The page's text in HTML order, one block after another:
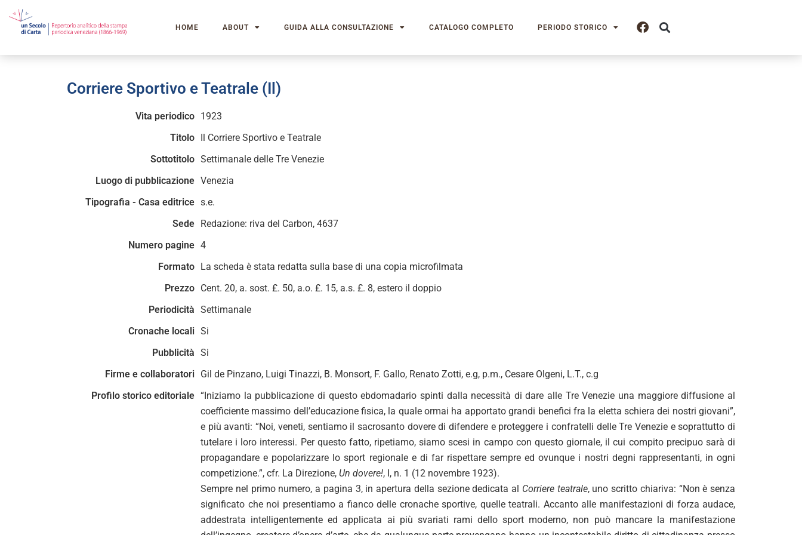
HOME ABOUT GUIDA ALLA CONSULTAZIONE CATALOGO COMPLETO PERIODO STORICO
Corriere Sportivo e Teatrale (Il)
Vita periodico 1923
Titolo Il Corriere Sportivo e Teatrale
Sottotitolo Settimanale delle Tre Venezie
Luogo di pubblicazione Venezia
Tipografia - Casa editrice s.e.
Sede Redazione: riva del Carbon, 4637
Numero pagine 4
Formato La scheda è stata redatta sulla base di una copia microfilmata
Prezzo Cent. 20, a. sost. £. 50, a.o. £. 15, a.s. £. 8, estero il doppio
Periodicità Settimanale
Cronache locali Si
Pubblicità Si
Firme e collaboratori Gil de Pinzano, Luigi Tinazzi, B. Monsort, F. Gallo, Renato Zotti, e.g, p.m., Cesare Olgeni, L.T., c.g
Profilo storico editoriale “Iniziamo la pubblicazione di questo ebdomadario spinti dalla necessità di dare alle Tre Venezie una maggiore diffusione al
coefficiente massimo dell’educazione fisica, la quale ormai ha apportato grandi benefici fra la eletta schiera dei nostri giovani”,
e più avanti: “Noi, veneti, sentiamo il sacrosanto dovere di difendere e proteggere i confratelli delle Tre Venezie e soprattutto di
tutelare i loro interessi. Per questo fatto, ripetiamo, siamo scesi in campo con questo giornale, il cui compito precipuo sarà di
propagandare e popolarizzare lo sport regionale e di far rispettare sempre ed ovunque i nostri degni rappresentanti, in ogni
competizione.”, cfr. La Direzione, Un dovere!, I, n. 1 (12 novembre 1923).
Sempre nel primo numero, a pagina 3, in apertura della sezione dedicata al Corriere teatrale, uno scritto chiariva: “Non è senza
significato che noi presentiamo a fianco delle cronache sportive, quelle teatrali. Accanto alle manifestazioni di forza audace,
addestrata intelligentemente ed applicata ai più svariati rami dello sport moderno, non può mancare la manifestazione